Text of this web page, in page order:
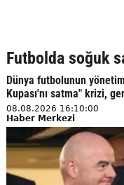
Futbolda soğuk
Dünya futbolunun
Kupası'nı satma" krizi,
08.08.2026 16:10:00
Haber Merkezi